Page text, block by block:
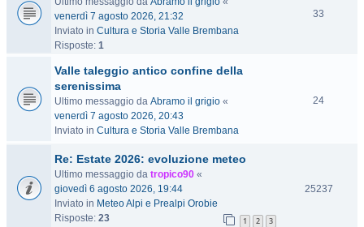
venerdì 7 agosto 2026, 21:32
Inviato in Cultura e Storia Valle Brembana
Risposte: 1
33
Valle taleggio antico confine della
serenissima
Ultimo messaggio da Abramo il grigio «
venerdì 7 agosto 2026, 20:43
Inviato in Cultura e Storia Valle Brembana
24
Re: Estate 2026: evoluzione meteo
Ultimo messaggio da tropico90 «
giovedì 6 agosto 2026, 19:44
Inviato in Meteo Alpi e Prealpi Orobie
Risposte: 23 1 2 3
25237